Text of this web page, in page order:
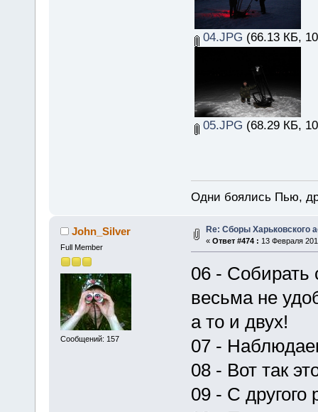
04.JPG (66.13 КБ,
05.JPG (68.29 КБ,
Одни боялись Пью,
John_Silver
Full Member
Сообщений: 157
Re: Сборы Харьковского
« Ответ #474 : 13 Февраля
06 - Собирать
весьма не
а то и двух!
07 -
08 - Вот так
09 - С другого